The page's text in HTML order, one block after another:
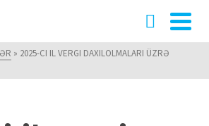
» 2025-CI IL VERGI DAXILOLMALARI ÜZRƏ